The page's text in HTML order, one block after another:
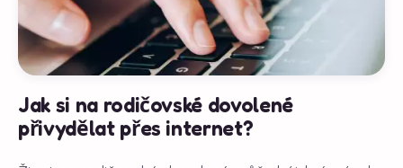
Jak si na rodičovské dovolené
přivydělat přes internet?